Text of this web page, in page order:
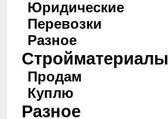
Юридические
Перевозки
Разное
Стройматериалы
Продам
Куплю
Разное